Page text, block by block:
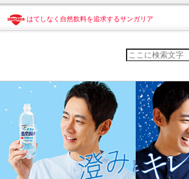
はてしなく自然飲料を追求するサンガリア